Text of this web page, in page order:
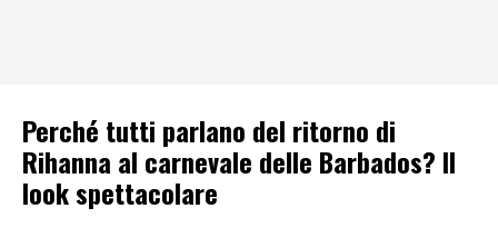
Perché tutti parlano del ritorno di
Rihanna al carnevale delle Barbados? Il
look spettacolare